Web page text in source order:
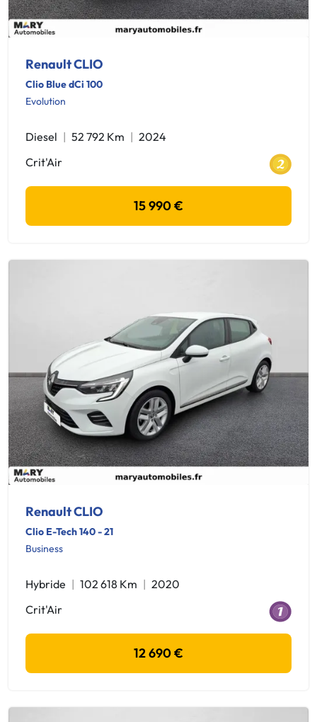
Renault CLIO
Clio Blue dCi 100
Evolution
Diesel 52 792 Km
2024
Crit'Air
15 990 €
Renault CLIO
Clio E-Tech 140 - 21
Business
Hybride 102 618 Km
2020
Crit'Air
12 690 €